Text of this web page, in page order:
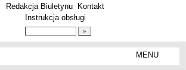
Redakcja Biuletynu
Kontakt
Instrukcja obsługi
MENU